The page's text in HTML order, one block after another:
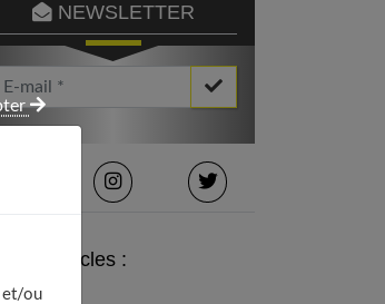
NEWSLETTER
Email *
articles :
et/ou